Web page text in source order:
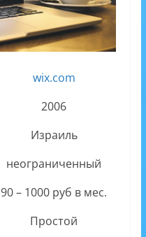
wix.com
2006
Израиль
неограниченный
90 – 1000 руб в мес.
Простой